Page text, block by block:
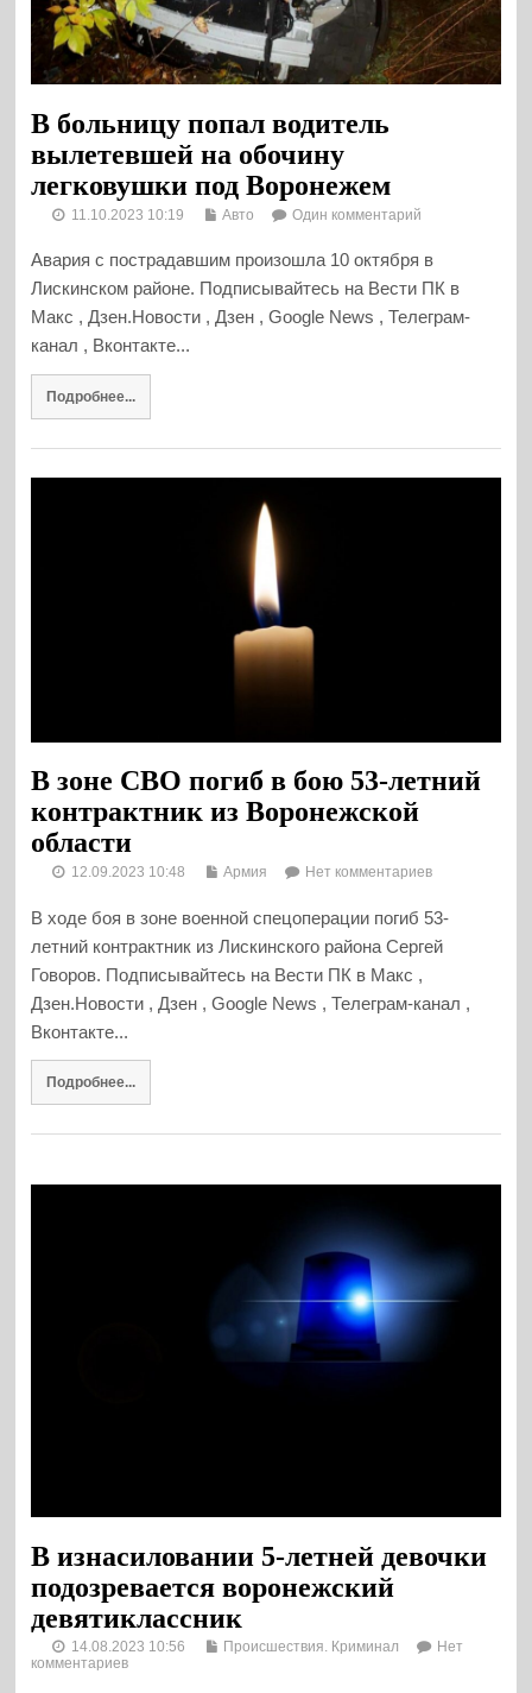
В больницу попал водитель
вылетевшей на обочину
легковушки под Воронежем
11.10.2023 10:19 Авто Один комментарий
Авария с пострадавшим произошла 10 октября в
Лискинском районе. Подписывайтесь на Вести ПК в
Макс , Дзен.Новости , Дзен , Google News , Телеграм-
канал , Вконтакте...
Подробнее...
В зоне СВО погиб в бою 53-летний
контрактник из Воронежской
области
12.09.2023 10:48 Армия Нет комментариев
В ходе боя в зоне военной спецоперации погиб 53-
летний контрактник из Лискинского района Сергей
Говоров. Подписывайтесь на Вести ПК в Макс ,
Дзен.Новости , Дзен , Google News , Телеграм-канал ,
Вконтакте...
Подробнее...
В изнасиловании 5-летней девочки
подозревается воронежский
девятиклассник
14.08.2023 10:56 Происшествия. Криминал
Нет
комментариев